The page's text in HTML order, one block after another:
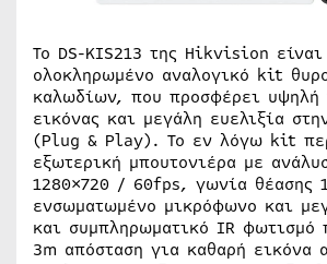
Το DS-KIS213 της Hikvision
ολοκληρωμένο αναλογικό kit
καλωδίων, που προσφέρει υψηλή
εικόνας και μεγάλη ευελιξία
(Plug & Play). Το εν λόγω kit
εξωτερική μπουτονιέρα με
1280×720 / 60fps, γωνία θέασης
ενσωματωμένο μικρόφωνο και
και συμπληρωματικό IR φωτισμό
3m απόσταση για καθαρή εικόνα